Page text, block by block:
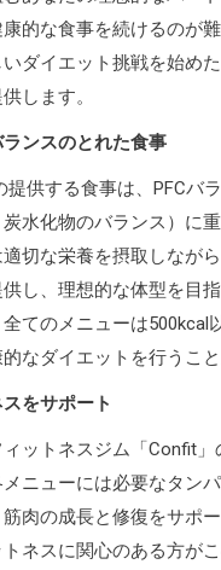
的な食事を続けるのが
ダイエット挑戦を始め
します。
ンスのとれた食事
提供する食事は、PFCバ
水化物のバランス）に
切な栄養を摂取しなが
し、理想的な体型を目
全てのメニューは500kcal
なダイエットを行うこと
をサポート
ットネスジム「Confit」
ニューには必要なタン
肉の成長と修復をサポ
ネスに関心のある方が